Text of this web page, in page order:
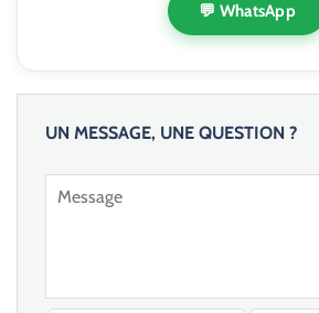
💬 WhatsApp
UN MESSAGE, UNE QUESTION ?